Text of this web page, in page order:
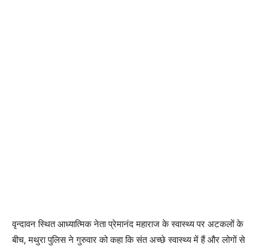
वृन्दावन स्थित आध्यात्मिक नेता प्रेमानंद महाराज के स्वास्थ्य पर अटकलों के
बीच, मथुरा पुलिस ने गुरुवार को कहा कि संत अच्छे स्वास्थ्य में हैं और लोगों से